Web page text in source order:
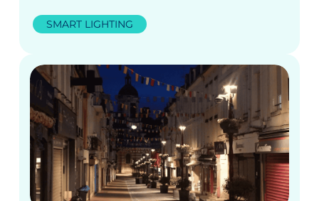
SMART LIGHTING